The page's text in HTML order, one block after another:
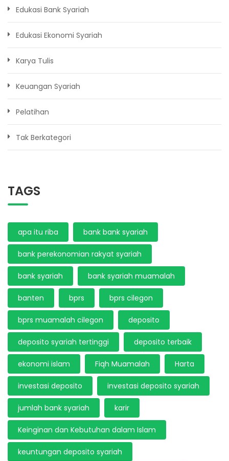
Edukasi Bank Syariah
Edukasi Ekonomi Syariah
Karya Tulis
Keuangan Syariah
Pelatihan
Tak Berkategori
TAGS
apa itu riba bank bank syariah
bank perekonomian rakyat syariah
bank syariah bank syariah muamalah
banten bprs bprs cilegon
bprs muamalah cilegon deposito
deposito syariah tertinggi deposito terbaik
ekonomi islam Fiqh Muamalah Harta
investasi deposito investasi deposito syariah
jumlah bank syariah karir
Keinginan dan Kebutuhan dalam Islam
keuntungan deposito syariah